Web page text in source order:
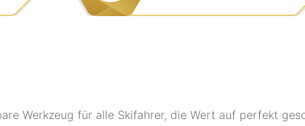
Werkzeug für alle Skifahrer, die Wert auf perfekt